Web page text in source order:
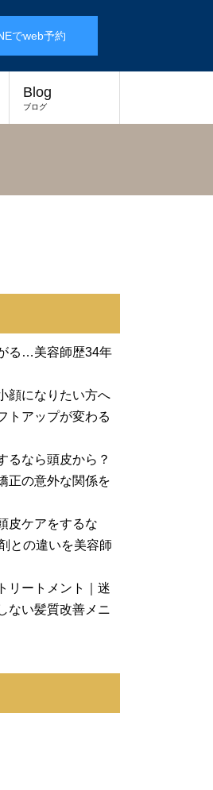
でweb予約
Blog
ブログ
る…美容師歴34年
顔になりたい方へ
トアップが変わる
るなら頭皮から？
正の意外な関係を
皮ケアをするな
との違いを美容師
リートメント｜迷
ない髪質改善メニ